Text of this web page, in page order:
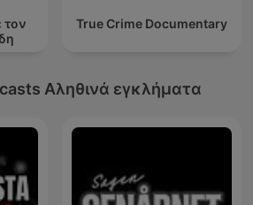
τον
True Crime Documentary
Αληθινά εγκλήματα